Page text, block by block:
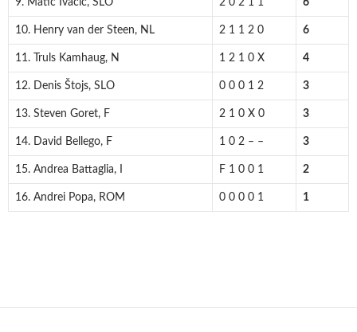
9. Matic Ivačič, SLO 2 0 2 1 1 6
10. Henry van der Steen, NL 2 1 1 2 0 6
11. Truls Kamhaug, N 1 2 1 0 X 4
12. Denis Štojs, SLO 0 0 0 1 2 3
13. Steven Goret, F 2 1 0 X 0 3
14. David Bellego, F 1 0 2 – – 3
15. Andrea Battaglia, I F 1 0 0 1 2
16. Andrei Popa, ROM 0 0 0 0 1 1